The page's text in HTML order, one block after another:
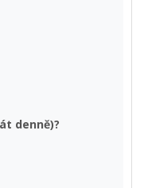
denně)?